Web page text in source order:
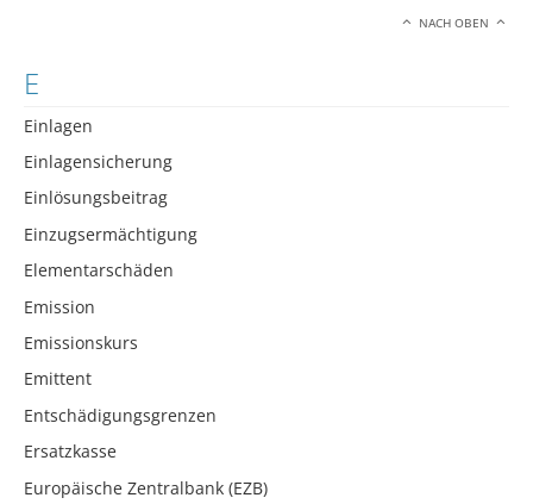
NACH OBEN
E
Einlagen
Einlagensicherung
Einlösungsbeitrag
Einzugsermächtigung
Elementarschäden
Emission
Emissionskurs
Emittent
Entschädigungsgrenzen
Ersatzkasse
Europäische Zentralbank (EZB)